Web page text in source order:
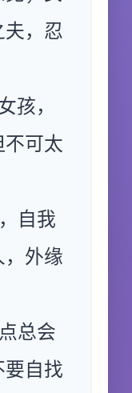
，忍
孩，
可太
自我
外缘
总会
自找